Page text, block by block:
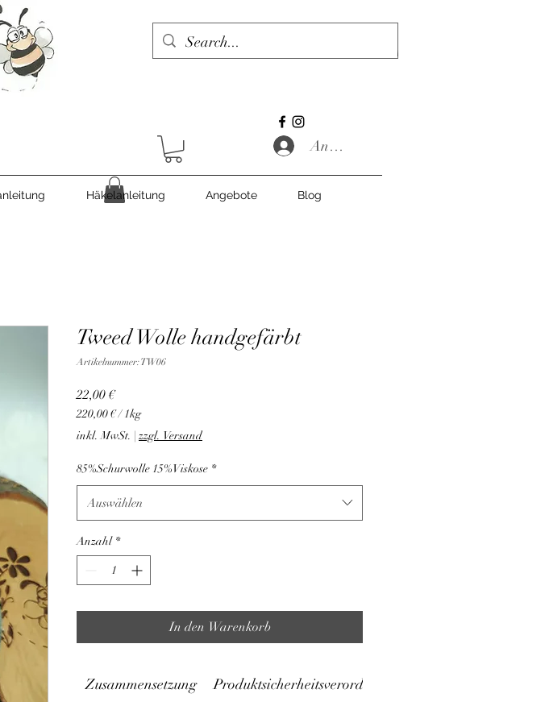
Anmelden
Häkelanleitung Angebote Blog
Tweed Wolle handgefärbt
Artikelnummer: TW06
22,00 €Preis
220,00 €/1kg
220,00 €
pro
Kilogramm
inkl. MwSt. | zzgl. Versand
85%Schurwolle 15%Viskose *
Auswählen
Anzahl *
In den Warenkorb
Zusammensetzung Produktsicherheitsverordnung